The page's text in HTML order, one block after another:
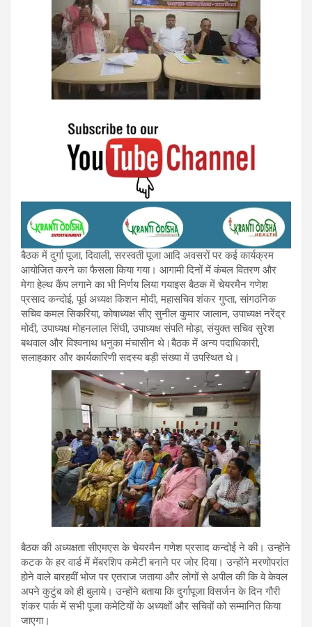
बैठक में दुर्गा पूजा, दिवाली, सरस्वती पूजा आदि अवसरों पर कई कार्यक्रम
आयोजित करने का फैसला किया गया। आगामी दिनों में कंबल वितरण और
मेगा हेल्थ कैंप लगाने का भी निर्णय लिया गयाइस बैठक में चेयरमैन गणेश
प्रसाद कन्दोई, पूर्व अध्यक्ष किशन मोदी, महासचिव शंकर गुप्ता, सांगठनिक
सचिव कमल सिकरिया, कोषाध्यक्ष सीए सुनील कुमार जालान, उपाध्यक्ष नरेंद्र
मोदी, उपाध्यक्ष मोहनलाल सिंघी, उपाध्यक्ष संपति मोड़ा, संयुक्त सचिव सुरेश
बथवाल और विश्वनाथ धनुका मंचासीन थे।बैठक में अन्य पदाधिकारी,
सलाहकार और कार्यकारिणी सदस्य बड़ी संख्या में उपस्थित थे।
बैठक की अध्यक्षता सीएमएस के चेयरमैन गणेश प्रसाद कन्दोई ने की। उन्होंने
कटक के हर वार्ड में मेंबरशिप कमेटी बनाने पर जोर दिया। उन्होंने मरणोपरांत
होने वाले बारहवीं भोज पर एतराज जताया और लोगों से अपील की कि वे केवल
अपने कुटुंब को ही बुलाये। उन्होंने बताया कि दुर्गापूजा विसर्जन के दिन गौरी
शंकर पार्क में सभी पूजा कमेटियों के अध्यक्षों और सचिवों को सम्मानित किया
जाएगा।